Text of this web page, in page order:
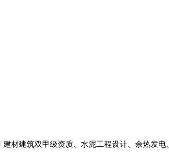
建材建筑双甲级资质、水泥工程设计、余热发